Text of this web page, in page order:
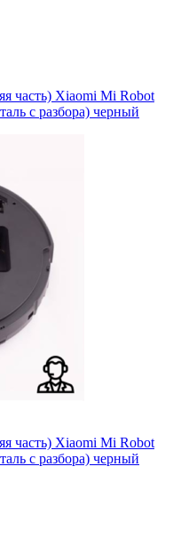
часть) Xiaomi Mi Robot
с разбора) черный
часть) Xiaomi Mi Robot
с разбора) черный